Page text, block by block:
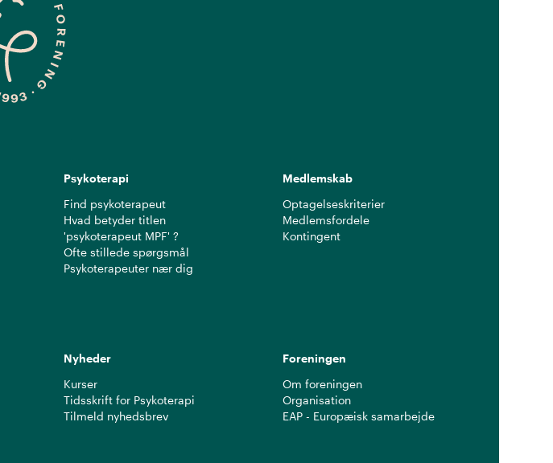
Psykoterapi
Find psykoterapeut
Hvad betyder titlen
'psykoterapeut MPF' ?
Ofte stillede spørgsmål
Psykoterapeuter nær dig
Medlemskab
Optagelseskriterier
Medlemsfordele
Kontingent
Nyheder
Kurser
Tidsskrift for Psykoterapi
Tilmeld nyhedsbrev
Foreningen
Om foreningen
Organisation
EAP - Europæisk samarbejde